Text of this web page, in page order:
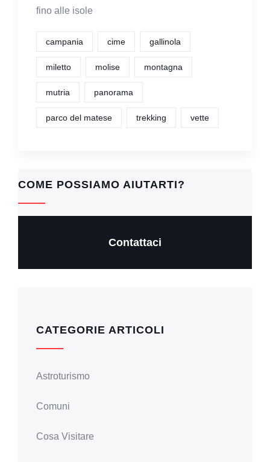
fino alle isole
campania cime gallinola
miletto molise montagna
mutria panorama
parco del matese trekking vette
COME POSSIAMO AIUTARTI?
Contattaci
CATEGORIE ARTICOLI
Astroturismo
Comuni
Cosa Visitare